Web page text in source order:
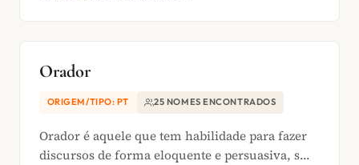
Orador
ORIGEM/TIPO: PT 25 NOMES ENCONTRADOS
Orador é aquele que tem habilidade para fazer
discursos de forma eloquente e persuasiva, s...